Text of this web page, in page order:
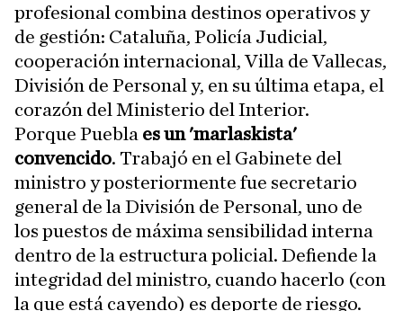
profesional combina destinos operativos y
de gestión: Cataluña, Policía Judicial,
cooperación internacional, Villa de Vallecas,
División de Personal y, en su última etapa, el
corazón del Ministerio del Interior.
Porque Puebla es un 'marlaskista'
convencido. Trabajó en el Gabinete del
ministro y posteriormente fue secretario
general de la División de Personal, uno de
los puestos de máxima sensibilidad interna
dentro de la estructura policial. Defiende la
integridad del ministro, cuando hacerlo (con
la que está cayendo) es deporte de riesgo.